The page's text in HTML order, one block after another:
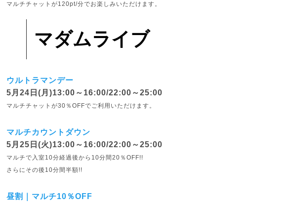
マルチチャットが120pt/分でお楽しみいただけます。
マダムライブ
ウルトラマンデー
5月24日(月)13:00～16:00/22:00～25:00
マルチチャットが30％OFFでご利用いただけます。
マルチカウントダウン
5月25日(火)13:00～16:00/22:00～25:00
マルチで入室10分経過後から10分間20％OFF!!
さらにその後10分間半額!!
昼割｜マルチ10％OFF